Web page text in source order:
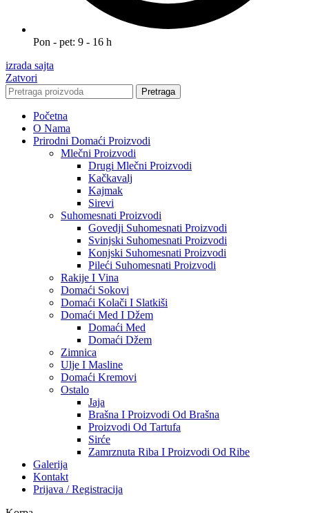
Pon - pet: 9 - 16 h
izrada sajta
Zatvori
Pretraga
Početna
O Nama
Prirodni Domaći Proizvodi
Mlečni Proizvodi
Drugi Mlečni Proizvodi
Kačkavalj
Kajmak
Sirevi
Suhomesnati Proizvodi
Govedji Suhomesnati Proizvodi
Svinjski Suhomesnati Proizvodi
Konjski Suhomesnati Proizvodi
Pileći Suhomesnati Proizvodi
Rakije I Vina
Domaći Sokovi
Domaći Kolači I Slatkiši
Domaći Med I Džem
Domaći Med
Domaći Džem
Zimnica
Ulje I Masline
Domaći Kremovi
Ostalo
Jaja
Brašna I Proizvodi Od Brašna
Proizvodi Od Tartufa
Sirće
Zamrznuta Riba I Proizvodi Od Ribe
Galerija
Kontakt
Prijava / Registracija